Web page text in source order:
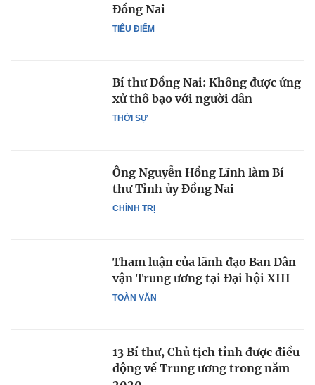
TIÊU ĐIỂM
Đồng Nai
THỜI SỰ
Bí thư Đồng Nai: Không được ứng
xử thô bạo với người dân
CHÍNH TRỊ
Ông Nguyễn Hồng Lĩnh làm Bí
thư Tỉnh ủy Đồng Nai
TOÀN VĂN
Tham luận của lãnh đạo Ban Dân
vận Trung ương tại Đại hội XIII
13 Bí thư, Chủ tịch tỉnh được điều
động về Trung ương trong năm